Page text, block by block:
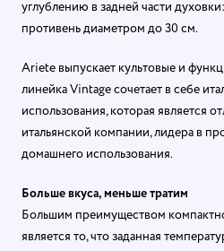
углублению в задней части
противень диаметром до 30 см.
Ariete выпускает культовые и
линейка Vintage сочетает в себе
использования, которая является
итальянской компании, лидера в
домашнего использования.
Больше вкуса, меньше тратим
Большим преимуществом
является то, что заданная